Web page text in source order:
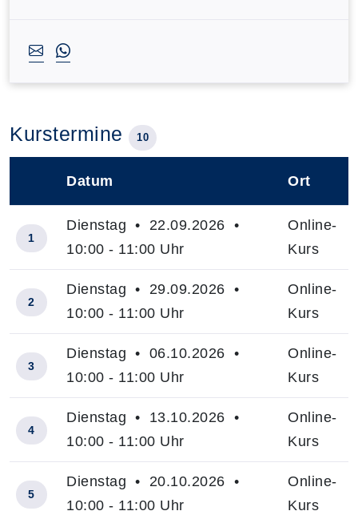
Kurstermine 10
Datum Ort
1
Dienstag • 22.09.2026 •
10:00 - 11:00 Uhr
Online-
Kurs
2
Dienstag • 29.09.2026 •
10:00 - 11:00 Uhr
Online-
Kurs
3
Dienstag • 06.10.2026 •
10:00 - 11:00 Uhr
Online-
Kurs
4
Dienstag • 13.10.2026 •
10:00 - 11:00 Uhr
Online-
Kurs
5
Dienstag • 20.10.2026 •
10:00 - 11:00 Uhr
Online-
Kurs